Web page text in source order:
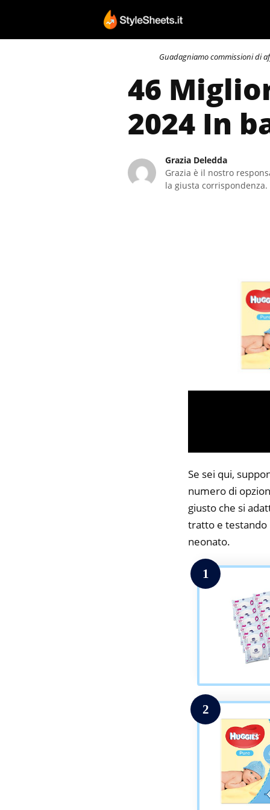
contenuto
Guadagniamo commissioni di
46
2024 In
Grazia Deledda
Grazia è il nostro
la giusta
Se sei qui,
numero di
giusto che si
tratto e testando
neonato.
1
2